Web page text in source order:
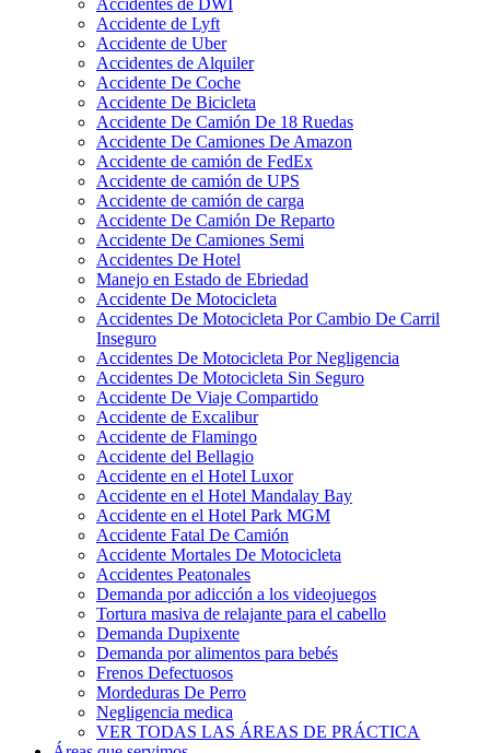
Accidentes de DWI
Accidente de Lyft
Accidente de Uber
Accidentes de Alquiler
Accidente De Coche
Accidente De Bicicleta
Accidente De Camión De 18 Ruedas
Accidente De Camiones De Amazon
Accidente de camión de FedEx
Accidente de camión de UPS
Accidente de camión de carga
Accidente De Camión De Reparto
Accidente De Camiones Semi
Accidentes De Hotel
Manejo en Estado de Ebriedad
Accidente De Motocicleta
Accidentes De Motocicleta Por Cambio De Carril
Inseguro
Accidentes De Motocicleta Por Negligencia
Accidentes De Motocicleta Sin Seguro
Accidente De Viaje Compartido
Accidente de Excalibur
Accidente de Flamingo
Accidente del Bellagio
Accidente en el Hotel Luxor
Accidente en el Hotel Mandalay Bay
Accidente en el Hotel Park MGM
Accidente Fatal De Camión
Accidente Mortales De Motocicleta
Accidentes Peatonales
Demanda por adicción a los videojuegos
Tortura masiva de relajante para el cabello
Demanda Dupixente
Demanda por alimentos para bebés
Frenos Defectuosos
Mordeduras De Perro
Negligencia medica
VER TODAS LAS ÁREAS DE PRÁCTICA